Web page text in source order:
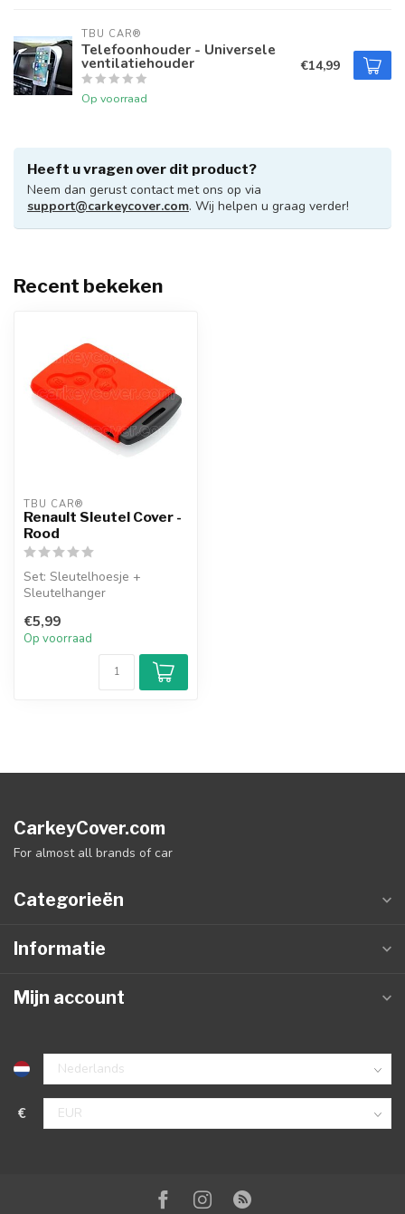
TBU CAR®
Telefoonhouder - Universele
ventilatiehouder
Op voorraad
€14,99
Heeft u vragen over dit product?
Neem dan gerust contact met ons op via
support@carkeycover.com. Wij helpen u graag verder!
Recent bekeken
TBU CAR®
Renault Sleutel Cover -
Rood
Set: Sleutelhoesje +
Sleutelhanger
€5,99
Op voorraad
CarkeyCover.com
For almost all brands of car
Categorieën
Informatie
Mijn account
€